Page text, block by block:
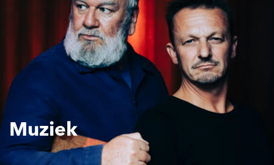
Muziek